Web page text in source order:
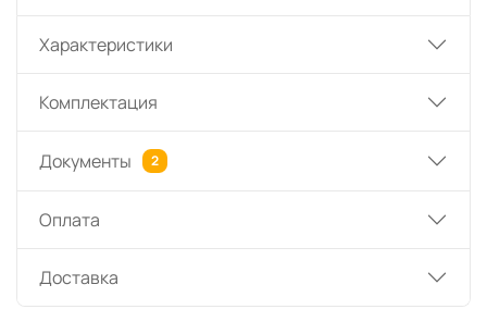
Характеристики
Комплектация
Документы 2
Оплата
Доставка